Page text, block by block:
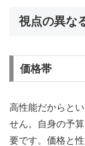
視点の異な
価格帯
高性能だからと
せん。自身の予
要です。価格と